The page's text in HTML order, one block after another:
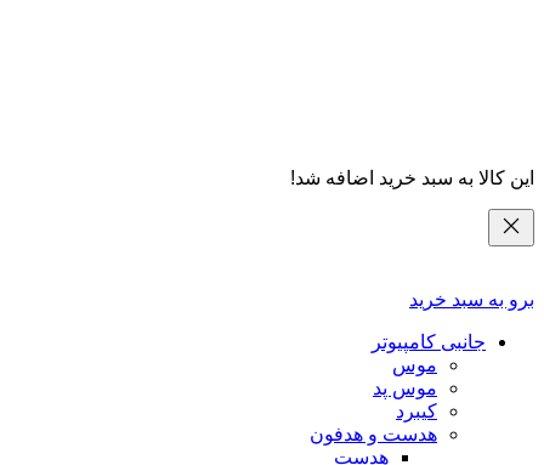
این کالا به سبد خرید اضافه شد!
برو به سبد خرید
جانبی کامپیوتر
موس
موس پد
کیبرد
هدست و هدفون
هدست